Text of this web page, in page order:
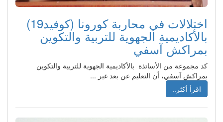
اختلالات في محاربة كورونا (كوفيد19)
بالأكاديمية الجهوية للتربية والتكوين
بمراكش آسفي‎
كد مجموعة من الأساتذة بالأكاديمية الجهوية للتربية والتكوين
بمراكش آسفي، أن التعليم عن بعد غير ...
اقرأ أكثر..